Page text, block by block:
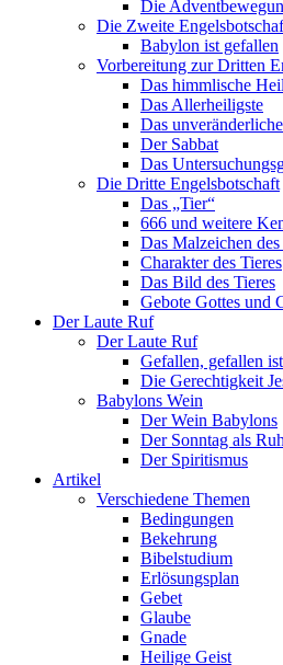
Die
Die Zweite
Babylon ist gefallen
Vorbereitung zur Dritten
Das himmlische
Das Allerheiligste
Das
Der Sabbat
Das
Die Dritte Engelsbotschaft
Das „Tier“
666 und weitere
Das Malzeichen des
Charakter des Tieres
Das Bild des Tieres
Gebote Gottes und
Der Laute Ruf
Der Laute Ruf
Gefallen, gefallen
Die Gerechtigkeit
Babylons Wein
Der Wein Babylons
Der Sonntag als
Der Spiritismus
Artikel
Verschiedene Themen
Bedingungen
Bekehrung
Bibelstudium
Erlösungsplan
Gebet
Glaube
Gnade
Heilige Geist